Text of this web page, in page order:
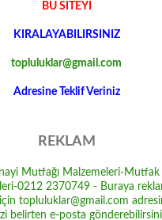
BU SİTEYİ
KIRALAYABILIRSINIZ
topluluklar@gmail.com
Adresine Teklif Veriniz
REKLAM